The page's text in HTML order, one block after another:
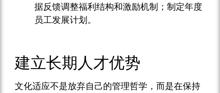
据反馈调整福利结构和激励机制；制定年度
员工发展计划。
建立长期人才优势
文化适应不是放弃自己的管理哲学，而是在保持